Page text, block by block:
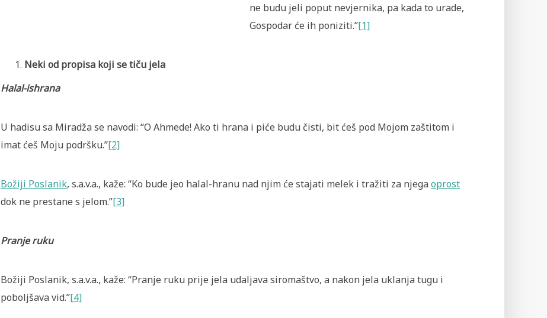
ne budu jeli poput nevjernika, pa kada to urade,
Gospodar će ih poniziti.”[1]
Neki od propisa koji se tiču jela
Halal-ishrana
U hadisu sa Miradža se navodi: “O Ahmede! Ako ti hrana i piće budu čisti, bit ćeš pod Mojom zaštitom i
imat ćeš Moju podršku.”[2]
Božiji Poslanik, s.a.v.a., kaže: “Ko bude jeo halal-hranu nad njim će stajati melek i tražiti za njegaoprost
dok ne prestane s jelom.”[3]
Pranje ruku
Božiji Poslanik, s.a.v.a., kaže: “Pranje ruku prije jela udaljava siromaštvo, a nakon jela uklanja tugu i
poboljšava vid.”[4]